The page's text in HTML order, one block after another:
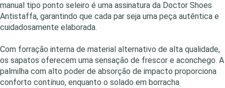
manual tipo ponto seleiro é uma assinatura da Doctor Shoes
Antistaffa, garantindo que cada par seja uma peça autêntica e
cuidadosamente elaborada.
Com forração interna de material alternativo de alta qualidade,
os sapatos oferecem uma sensação de frescor e aconchego. A
palmilha com alto poder de absorção de impacto proporciona
conforto contínuo, enquanto o solado em borracha